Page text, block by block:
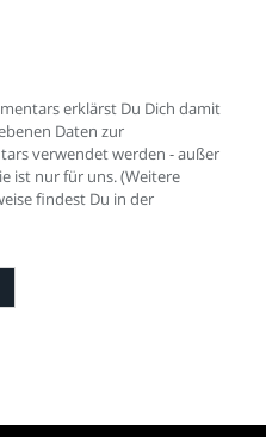
erklärst Du Dich damit
Daten zur
verwendet werden - außer
ist nur für uns. (Weitere
findest Du in der